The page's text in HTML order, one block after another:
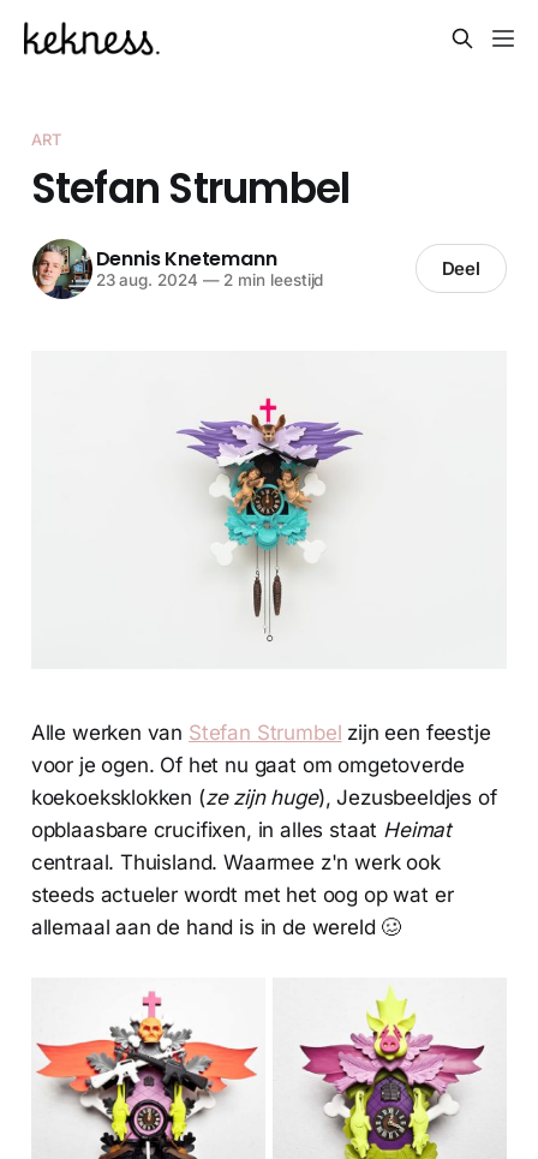
ART
Stefan Strumbel
Dennis Knetemann
23 aug. 2024 —2 min leestijd Deel
Alle werken van Stefan Strumbel zijn een feestje
voor je ogen. Of het nu gaat om omgetoverde
koekoeksklokken (ze zijn huge), Jezusbeeldjes of
opblaasbare crucifixen, in alles staat Heimat
centraal. Thuisland. Waarmee z'n werk ook
steeds actueler wordt met het oog op wat er
allemaal aan de hand is in de wereld 🥴